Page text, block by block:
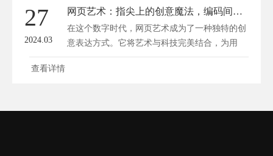
27
2024.03
网页艺术：指尖上的创意魔法，编码间的视觉盛宴
在这个数字时代，网页艺术成为了一种独特的创
意表达方式。它将艺术与科技完美结合，为用
户...
查看详情